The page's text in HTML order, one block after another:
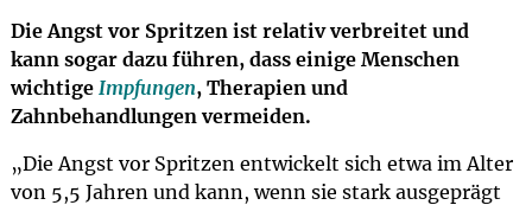
Die Angst vor Spritzen ist relativ verbreitet und
kann sogar dazu führen, dass einige Menschen
wichtige Impfungen, Therapien und
Zahnbehandlungen vermeiden.
„Die Angst vor Spritzen entwickelt sich etwa im Alter
von 5,5 Jahren und kann, wenn sie stark ausgeprägt